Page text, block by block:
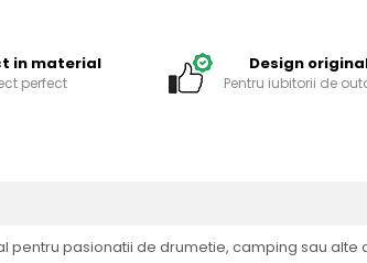
in material
perfect
Design
Pentru iubitorii de
pentru pasionatii de drumetie, camping sau alte